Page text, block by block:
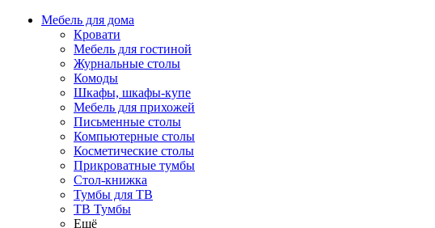
Мебель для дома
Кровати
Мебель для гостиной
Журнальные столы
Комоды
Шкафы, шкафы-купе
Мебель для прихожей
Письменные столы
Компьютерные столы
Косметические столы
Прикроватные тумбы
Стол-книжка
Тумбы для ТВ
ТВ Тумбы
Ещё